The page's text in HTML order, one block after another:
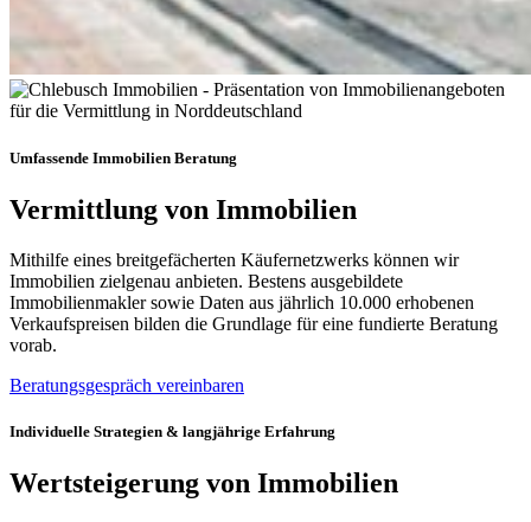
Umfassende Immobilien Beratung
Vermittlung von Immobilien
Mithilfe eines breitgefächerten Käufernetzwerks können wir
Immobilien zielgenau anbieten. Bestens ausgebildete
Immobilienmakler sowie Daten aus jährlich 10.000 erhobenen
Verkaufspreisen bilden die Grundlage für eine fundierte Beratung
vorab.
Beratungsgespräch vereinbaren
Individuelle Strategien & langjährige Erfahrung
Wertsteigerung von Immobilien